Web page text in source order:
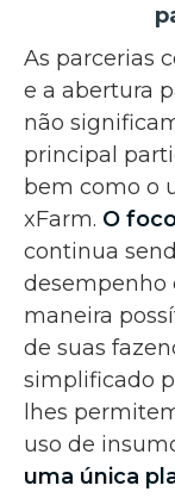
As parcerias
e a abertura
não
principal
bem como o
xFarm. O
continua
desempenho
maneira
de suas
simplificado
lhes
uso de
uma única